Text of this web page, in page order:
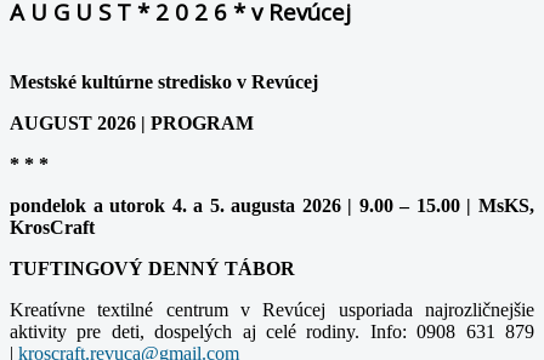
A U G U S T * 2 0 2 6 * v Revúcej
Mestské kultúrne stredisko v Revúcej
AUGUST 2026 | PROGRAM
* * *
pondelok a utorok 4. a 5. augusta 2026 | 9.00 – 15.00 | MsKS,
KrosCraft
TUFTINGOVÝ DENNÝ TÁBOR
Kreatívne textilné centrum v Revúcej usporiada najrozličnejšie
aktivity pre deti, dospelých aj celé rodiny. Info: 0908 631 879
|